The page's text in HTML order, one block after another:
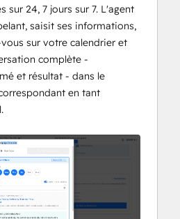
sur 24, 7 jours sur 7. L'agent
saisit ses informations,
sur votre calendrier et
complète -
et résultat - dans le
en tant